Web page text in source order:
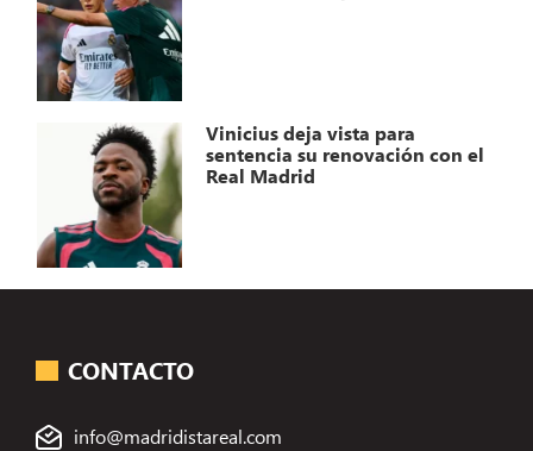
Vinicius deja vista para
sentencia su renovación con el
Real Madrid
CONTACTO
info@madridistareal.com